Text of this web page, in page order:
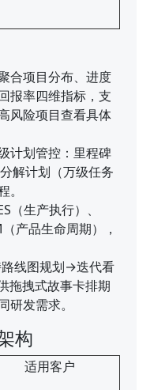
合项目分布、进度
报率四维指标，支
风险项目查看具体
计划管控：里程碑
解计划（万级任务
（生产执行）、
产品生命周期），
路线图规划→迭代看
拖拽式故事卡排期
研发需求。
构
适用客户